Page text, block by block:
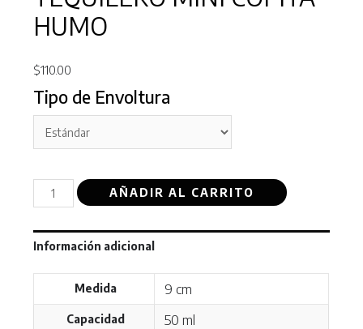
HUMO
$110.00
Tipo de Envoltura
AÑADIR AL CARRITO
Información adicional
Medida 9 cm
Capacidad 50 ml